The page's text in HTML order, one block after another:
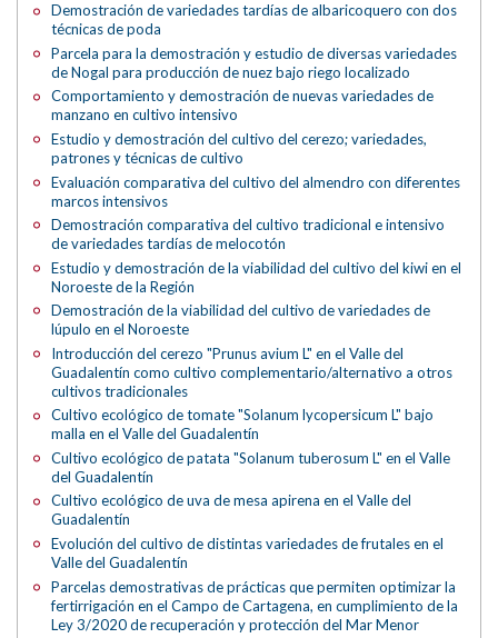
Demostración de variedades tardías de albaricoquero con dos
técnicas de poda
Parcela para la demostración y estudio de diversas variedades
de Nogal para producción de nuez bajo riego localizado
Comportamiento y demostración de nuevas variedades de
manzano en cultivo intensivo
Estudio y demostración del cultivo del cerezo; variedades,
patrones y técnicas de cultivo
Evaluación comparativa del cultivo del almendro con diferentes
marcos intensivos
Demostración comparativa del cultivo tradicional e intensivo
de variedades tardías de melocotón
Estudio y demostración de la viabilidad del cultivo del kiwi en el
Noroeste de la Región
Demostración de la viabilidad del cultivo de variedades de
lúpulo en el Noroeste
Introducción del cerezo "Prunus avium L" en el Valle del
Guadalentín como cultivo complementario/alternativo a otros
cultivos tradicionales
Cultivo ecológico de tomate "Solanum lycopersicum L" bajo
malla en el Valle del Guadalentín
Cultivo ecológico de patata "Solanum tuberosum L" en el Valle
del Guadalentín
Cultivo ecológico de uva de mesa apirena en el Valle del
Guadalentín
Evolución del cultivo de distintas variedades de frutales en el
Valle del Guadalentín
Parcelas demostrativas de prácticas que permiten optimizar la
fertirrigación en el Campo de Cartagena, en cumplimiento de la
Ley 3/2020 de recuperación y protección del Mar Menor